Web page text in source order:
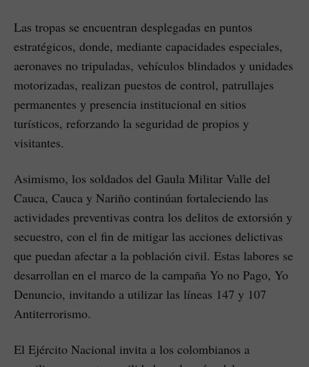
Las tropas se encuentran desplegadas en puntos
estratégicos, donde, mediante capacidades especiales,
aeronaves no tripuladas, vehículos blindados y unidades
motorizadas, realizan puestos de control, patrullajes
permanentes y presencia institucional en sitios
turísticos, reforzando la seguridad de propios y
visitantes.
Asimismo, los soldados del Gaula Militar Valle del
Cauca, Cauca y Nariño continúan fortaleciendo las
actividades preventivas contra los delitos de extorsión y
secuestro, con el fin de mitigar las acciones delictivas
que puedan afectar a la población civil. Estas labores se
desarrollan en el marco de la campaña Yo no Pago, Yo
Denuncio, invitando a utilizar las líneas 147 y 107
Antiterrorismo.
El Ejército Nacional invita a los colombianos a